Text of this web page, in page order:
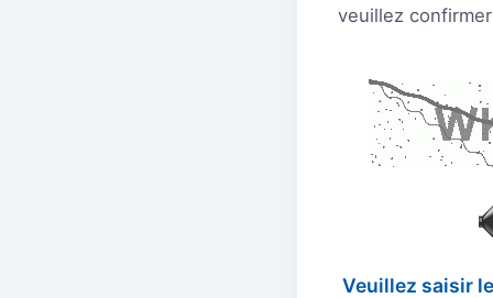
veuillez
Veuillez saisir